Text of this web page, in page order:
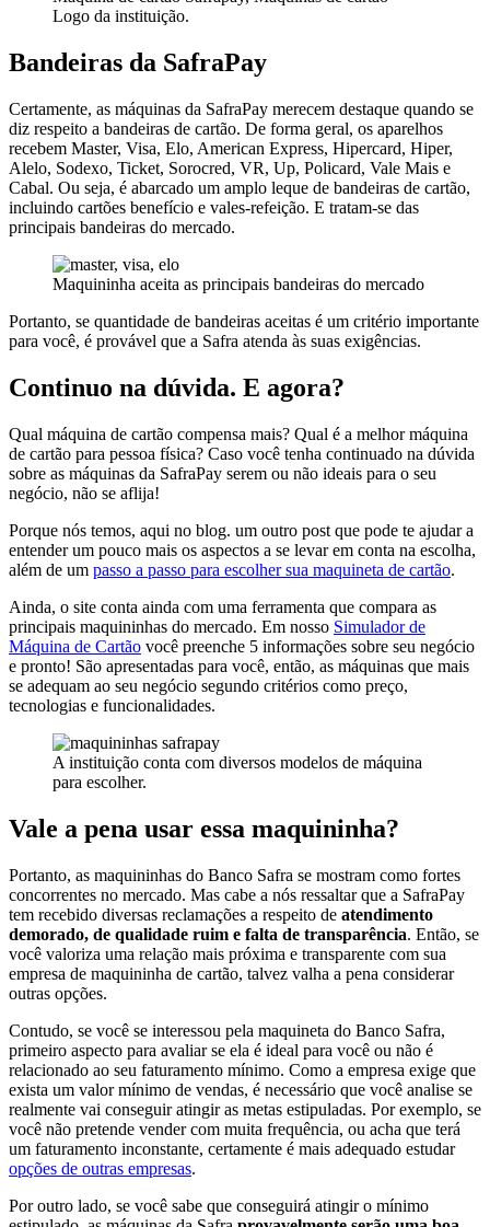
Logo da instituição.
Bandeiras da SafraPay
Certamente, as máquinas da SafraPay merecem destaque quando se
diz respeito a bandeiras de cartão. De forma geral, os aparelhos
recebem Master, Visa, Elo, American Express, Hipercard, Hiper,
Alelo, Sodexo, Ticket, Sorocred, VR, Up, Policard, Vale Mais e
Cabal. Ou seja, é abarcado um amplo leque de bandeiras de cartão,
incluindo cartões benefício e vales-refeição. E tratam-se das
principais bandeiras do mercado.
Maquininha aceita as principais bandeiras do mercado
Portanto, se quantidade de bandeiras aceitas é um critério importante
para você, é provável que a Safra atenda às suas exigências.
Continuo na dúvida. E agora?
Qual máquina de cartão compensa mais? Qual é a melhor máquina
de cartão para pessoa física? Caso você tenha continuado na dúvida
sobre as máquinas da SafraPay serem ou não ideais para o seu
negócio, não se aflija!
Porque nós temos, aqui no blog. um outro post que pode te ajudar a
entender um pouco mais os aspectos a se levar em conta na escolha,
além de um passo a passo para escolher sua maquineta de cartão.
Ainda, o site conta ainda com uma ferramenta que compara as
principais maquininhas do mercado. Em nosso Simulador de
Máquina de Cartão você preenche 5 informações sobre seu negócio
e pronto! São apresentadas para você, então, as máquinas que mais
se adequam ao seu negócio segundo critérios como preço,
tecnologias e funcionalidades.
A instituição conta com diversos modelos de máquina
para escolher.
Vale a pena usar essa maquininha?
Portanto, as maquininhas do Banco Safra se mostram como fortes
concorrentes no mercado. Mas cabe a nós ressaltar que a SafraPay
tem recebido diversas reclamações a respeito de atendimento
demorado, de qualidade ruim e falta de transparência. Então, se
você valoriza uma relação mais próxima e transparente com sua
empresa de maquininha de cartão, talvez valha a pena considerar
outras opções.
Contudo, se você se interessou pela maquineta do Banco Safra,
primeiro aspecto para avaliar se ela é ideal para você ou não é
relacionado ao seu faturamento mínimo. Como a empresa exige que
exista um valor mínimo de vendas, é necessário que você analise se
realmente vai conseguir atingir as metas estipuladas. Por exemplo, se
você não pretende vender com muita frequência, ou acha que terá
um faturamento inconstante, certamente é mais adequado estudar
opções de outras empresas.
Por outro lado, se você sabe que conseguirá atingir o mínimo